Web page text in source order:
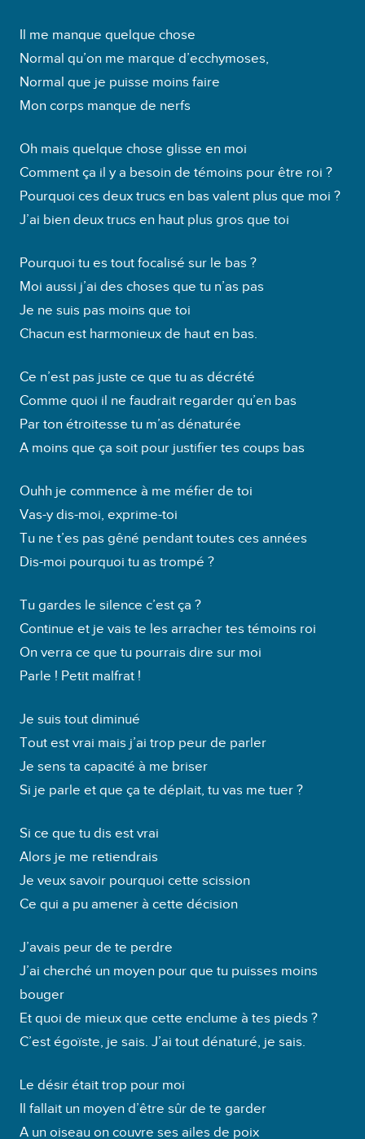
Il me manque quelque chose
Normal qu’on me marque d’ecchymoses,
Normal que je puisse moins faire
Mon corps manque de nerfs
Oh mais quelque chose glisse en moi
Comment ça il y a besoin de témoins pour être roi ?
Pourquoi ces deux trucs en bas valent plus que moi ?
J’ai bien deux trucs en haut plus gros que toi
Pourquoi tu es tout focalisé sur le bas ?
Moi aussi j’ai des choses que tu n’as pas
Je ne suis pas moins que toi
Chacun est harmonieux de haut en bas.
Ce n’est pas juste ce que tu as décrété
Comme quoi il ne faudrait regarder qu’en bas
Par ton étroitesse tu m’as dénaturée
A moins que ça soit pour justifier tes coups bas
Ouhh je commence à me méfier de toi
Vas-y dis-moi, exprime-toi
Tu ne t’es pas gêné pendant toutes ces années
Dis-moi pourquoi tu as trompé ?
Tu gardes le silence c’est ça ?
Continue et je vais te les arracher tes témoins roi
On verra ce que tu pourrais dire sur moi
Parle ! Petit malfrat !
Je suis tout diminué
Tout est vrai mais j’ai trop peur de parler
Je sens ta capacité à me briser
Si je parle et que ça te déplait, tu vas me tuer ?
Si ce que tu dis est vrai
Alors je me retiendrais
Je veux savoir pourquoi cette scission
Ce qui a pu amener à cette décision
J’avais peur de te perdre
J’ai cherché un moyen pour que tu puisses moins
bouger
Et quoi de mieux que cette enclume à tes pieds ?
C’est égoïste, je sais. J’ai tout dénaturé, je sais.
Le désir était trop pour moi
Il fallait un moyen d’être sûr de te garder
A un oiseau on couvre ses ailes de poix